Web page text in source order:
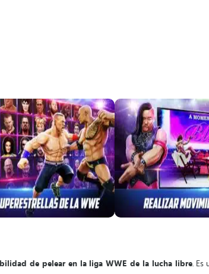
de pelear en la liga WWE de la lucha libre. Es